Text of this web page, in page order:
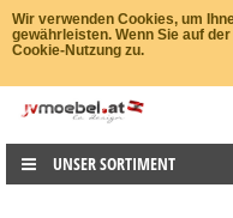
Wir verwenden Cookies, um
gewährleisten. Wenn Sie auf
Cookie-Nutzung zu.
UNSER SORTIMENT